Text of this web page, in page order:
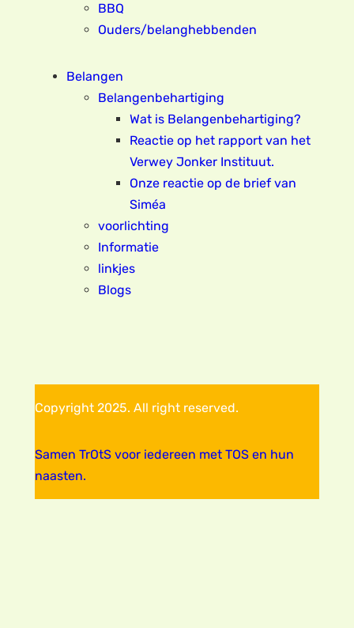
BBQ
Ouders/belanghebbenden
Belangen
Belangenbehartiging
Wat is Belangenbehartiging?
Reactie op het rapport van het
Verwey Jonker Instituut.
Onze reactie op de brief van
Siméa
voorlichting
Informatie
linkjes
Blogs
Copyright 2025. All right reserved.
Samen TrOtS voor iedereen met TOS en hun
naasten.